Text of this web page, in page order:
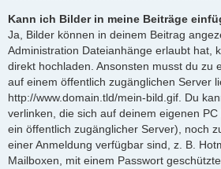
Kann ich Bilder in meine Beiträge
Ja, Bilder können in deinem Beitrag
Administration Dateianhänge erlaubt hat,
direkt hochladen. Ansonsten musst du zu
auf einem öffentlich zugänglichen Server
http://www.domain.tld/mein-bild.gif. Du
verlinken, die sich auf deinem eigenen
ein öffentlich zugänglicher Server), noch
einer Anmeldung verfügbar sind, z. B.
Mailboxen, mit einem Passwort